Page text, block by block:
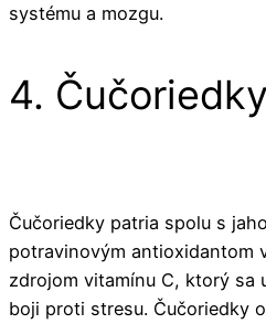
systému a mozgu.
4. Čučoriedky
Čučoriedky patria spolu s
potravinovým antioxidantom
zdrojom vitamínu C, ktorý sa
boji proti stresu. Čučoriedky